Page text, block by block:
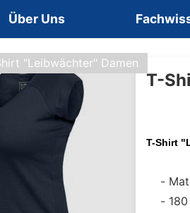
Über Uns
"Leibwächter" Damen
T-
T-Shirt